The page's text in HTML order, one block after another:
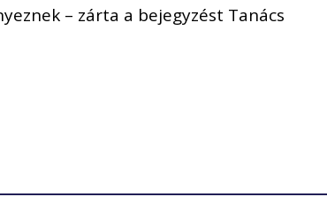
– zárta a bejegyzést Tanács